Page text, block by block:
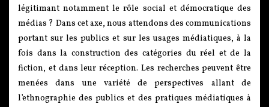
légitimant notamment le rôle social et démocratique des
médias ? Dans cet axe, nous attendons des communications
portant sur les publics et sur les usages médiatiques, à la
fois dans la construction des catégories du réel et de la
fiction, et dans leur réception. Les recherches peuvent être
menées dans une variété de perspectives allant de
l’ethnographie des publics et des pratiques médiatiques à